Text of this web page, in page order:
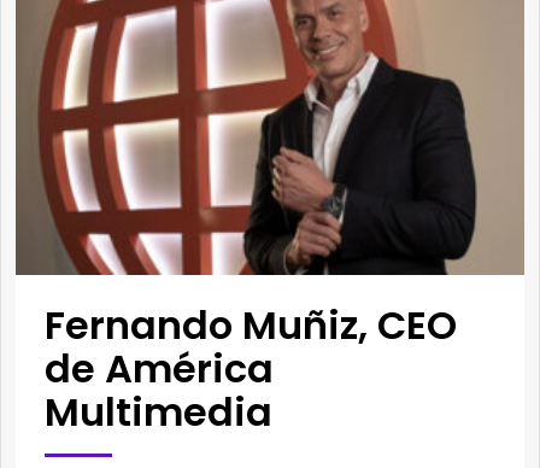
Fernando Muñiz, CEO
de América
Multimedia